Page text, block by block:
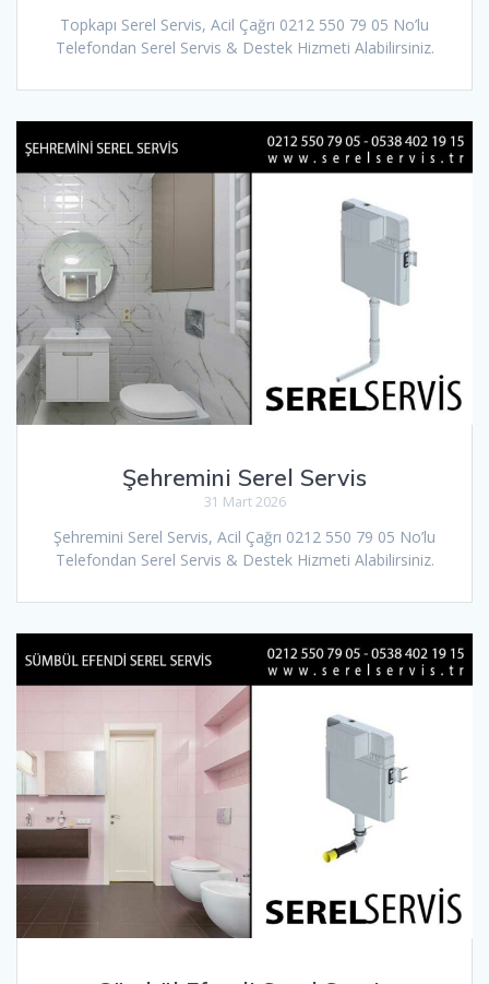
Topkapı Serel Servis, Acil Çağrı 0212 550 79 05 No’lu
Telefondan Serel Servis & Destek Hizmeti Alabilirsiniz.
Şehremini Serel Servis
31 Mart 2026
Şehremini Serel Servis, Acil Çağrı 0212 550 79 05 No’lu
Telefondan Serel Servis & Destek Hizmeti Alabilirsiniz.